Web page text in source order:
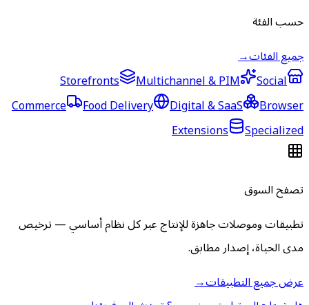
حسب الفئة
جميع الفئات→
Storefronts
Multichannel & PIM
Social
Commerce
Food Delivery Digital & SaaS
Browser
Extensions
Specialized
تصفح السوق
تطبيقات وموصلات جاهزة للإنتاج عبر كل نظام أساسي — ترخيص
مدى الحياة، إصدار مطابق.
عرض جميع التطبيقات→